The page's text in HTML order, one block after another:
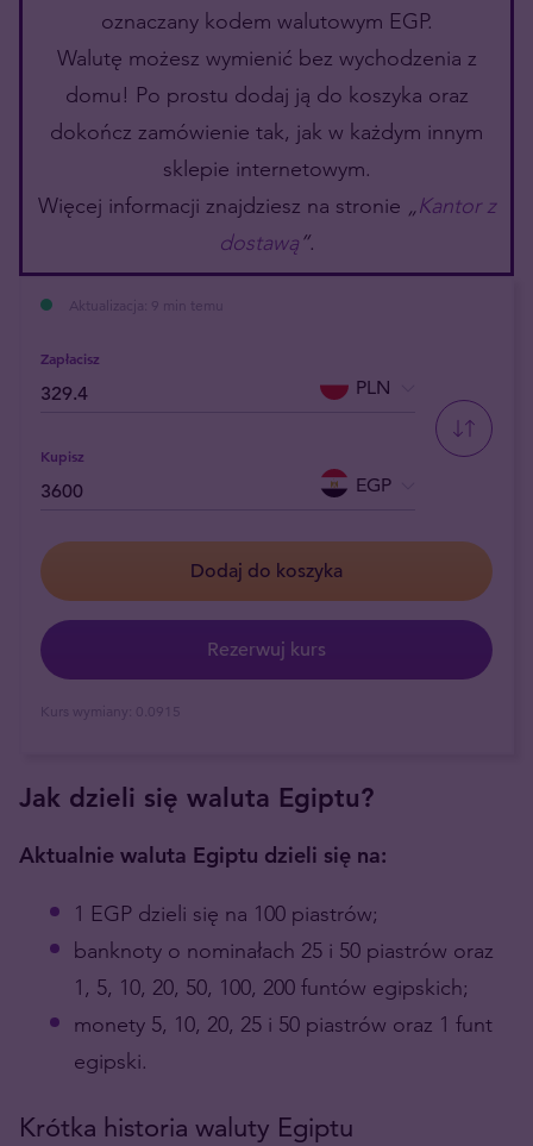
oznaczany kodem walutowym EGP.
Walutę możesz wymienić bez wychodzenia z
domu! Po prostu dodaj ją do koszyka oraz
dokończ zamówienie tak, jak w każdym innym
sklepie internetowym.
Więcej informacji znajdziesz na stronie „Kantor z
dostawą”.
Aktualizacja: 9 min temu
Zapłacisz
PLN
Kupisz
EGP
Dodaj do koszyka
Rezerwuj kurs
Kurs wymiany: 0.0915
Jak dzieli się waluta Egiptu?
Aktualnie waluta Egiptu dzieli się na:
1 EGP dzieli się na 100 piastrów;
banknoty o nominałach 25 i 50 piastrów oraz
1, 5, 10, 20, 50, 100, 200 funtów egipskich;
monety 5, 10, 20, 25 i 50 piastrów oraz 1 funt
egipski.
Krótka historia waluty Egiptu